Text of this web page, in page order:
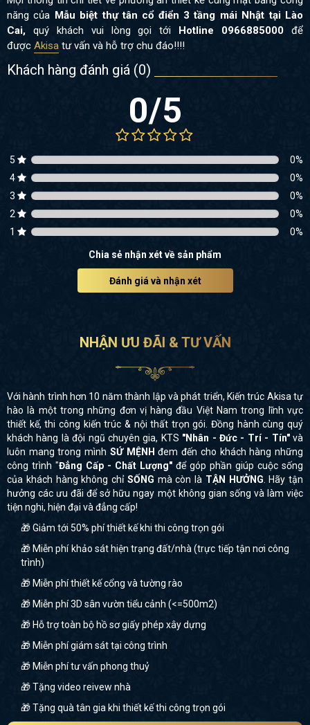
năng của Mẫu biệt thự tân cổ điển 3 tầng mái Nhật tại Lào
Cai, quý khách vui lòng gọi tới Hotline 0966885000 để
được Akisa tư vấn và hỗ trợ chu đáo!!!!
Khách hàng đánh giá (0)
0/5
5 0%
4
0%
3
0%
2
0%
1
0%
Chia sẻ nhận xét về sản phẩm
Đánh giá và nhận xét
NHẬN ƯU ĐÃI & TƯ VẤN
Với hành trình hơn 10 năm thành lập và phát triển, Kiến trúc Akisa tự
hào là một trong những đơn vị hàng đầu Việt Nam trong lĩnh vực
thiết kế, thi công kiến trúc & nội thất trọn gói. Đồng hành cùng quý
khách hàng là đội ngũ chuyên gia, KTS "Nhân - Đức - Trí - Tín"và
luôn mang trong mình SỨ MỆNH đem đến cho khách hàng những
công trình "Đẳng Cấp - Chất Lượng" để góp phần giúp cuộc sống
của khách hàng không chỉ SỐNG mà còn là TẬN HƯỞNG. Hãy tận
hưởng các ưu đãi để sở hữu ngay một không gian sống và làm việc
tiện nghi, hiện đại và đẳng cấp!
🎁 Giảm tới 50% phí thiết kế khi thi công trọn gói
🎁 Miễn phí khảo sát hiện trạng đất/nhà (trực tiếp tận nơi công
trình)
🎁 Miễn phí thiết kế cổng và tường rào
🎁 Miễn phí 3D sân vườn tiểu cảnh (<=500m2)
🎁 Hỗ trợ toàn bộ hồ sơ giấy phép xây dựng
🎁 Miễn phí giám sát tại công trình
🎁 Miễn phí tư vấn phong thuỷ
🎁 Tặng video reivew nhà
🎁 Tặng quà tân gia khi thiết kế thi công trọn gói